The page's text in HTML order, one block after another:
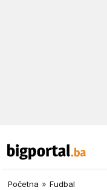
Početna » Fudbal